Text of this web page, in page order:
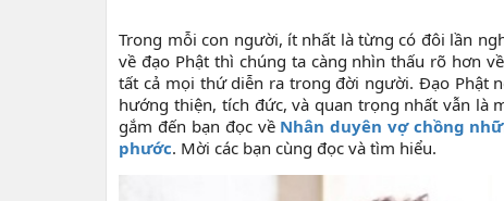
Trong mỗi con người, ít nhất là từng có đôi lần
về đạo Phật thì chúng ta càng nhìn thấu rõ hơn
tất cả mọi thứ diễn ra trong đời người. Đạo Phật
hướng thiện, tích đức, và quan trọng nhất vẫn là
gắm đến bạn đọc về Nhân duyên vợ chồng
phước. Mời các bạn cùng đọc và tìm hiểu.